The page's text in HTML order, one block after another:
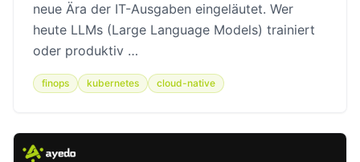
neue Ära der IT-Ausgaben eingeläutet. Wer
heute LLMs (Large Language Models) trainiert
oder produktiv …
finops kubernetes cloud-native